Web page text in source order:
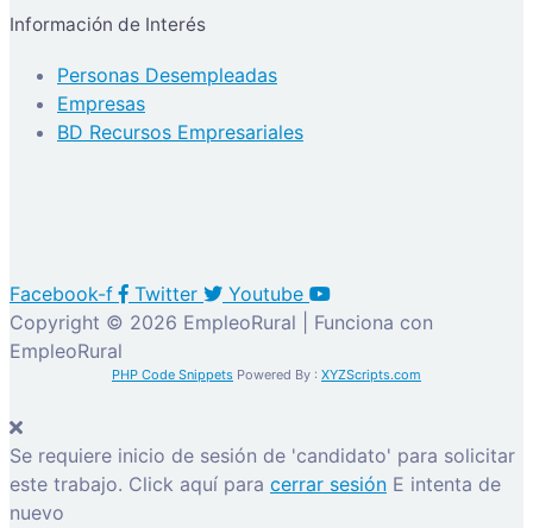
Información de Interés
Personas Desempleadas
Empresas
BD Recursos Empresariales
Facebook-f Twitter
Youtube
Copyright © 2026 EmpleoRural | Funciona con
EmpleoRural
PHP Code Snippets Powered By : XYZScripts.com
Se requiere inicio de sesión de 'candidato' para solicitar
este trabajo. Click aquí para cerrar sesión E intenta de
nuevo